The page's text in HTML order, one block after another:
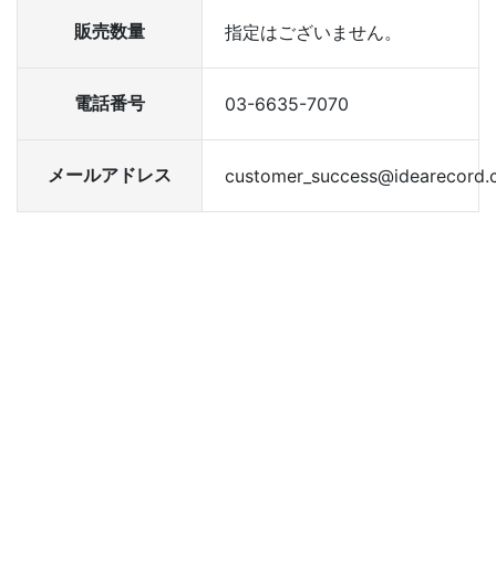
販売数量 指定はございません。
電話番号 03-6635-7070
メールアドレス